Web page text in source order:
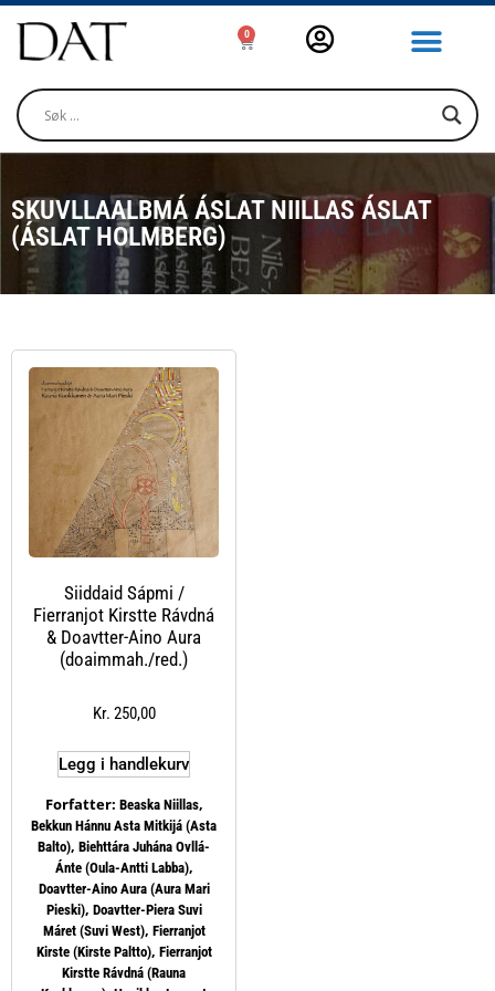
0
SKUVLLAALBMÁ ÁSLAT NIILLAS ÁSLAT
(ÁSLAT HOLMBERG)
Siiddaid Sápmi /
Fierranjot Kirstte Rávdná
& Doavtter-Aino Aura
(doaimmah./red.)
Kr 250,00
Legg i handlekurv
Forfatter: Beaska Niillas,
Bekkun Hánnu Asta Mitkijá (Asta
Balto), Biehttára Juhána Ovllá-
Ánte (Oula-Antti Labba),
Doavtter-Aino Aura (Aura Mari
Pieski), Doavtter-Piera Suvi
Máret (Suvi West), Fierranjot
Kirste (Kirste Paltto), Fierranjot
Kirstte Rávdná (Rauna